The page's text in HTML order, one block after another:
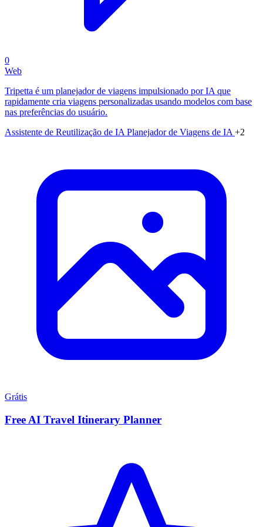
0
Web
Tripetta é um planejador de viagens impulsionado por IA que
rapidamente cria viagens personalizadas usando modelos com base
nas preferências do usuário.
Assistente de Reutilização de IA Planejador de Viagens de IA +2
Grátis
Free AI Travel Itinerary Planner